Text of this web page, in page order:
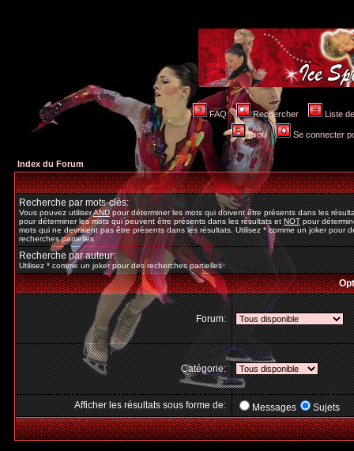
FAQ Rechercher Liste
Profil Se connecter
Index du Forum
Recherche par mots-clés:
Vous pouvez utiliserANDpour déterminer les mots qui doivent être présents dans les
pour déterminer les mots qui peuvent être présents dans les résultats etNOTpour
mots qui ne devraient pas être présents dans les résultats. Utilisez * comme un joker pour
recherches partielles
Recherche par auteur:
Utilisez * comme un joker pour des recherches partielles
Forum:
Catégorie:
Afficher les résultats sous forme de: Messages Sujets